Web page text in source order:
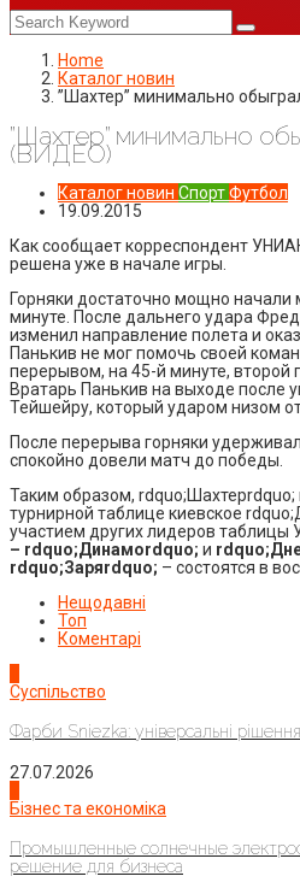
Home
Каталог новин
”Шахтер” минимально
”Шахтер” минимально
(ВИДЕО)
Каталог новин СпортФутбол
19.09.2015
Как сообщает корреспондент
решена уже в начале игры.
Горняки достаточно мощно начали
минуте. После дальнего удара
изменил направление полета и
Панькив не мог помочь своей
перерывом, на 45-й минуте, второй
Вратарь Панькив на выходе после
Тейшейру, который ударом низом
После перерыва горняки
спокойно довели матч до победы.
Таким образом, rdquo;Шахтерrdquo;
турнирной таблице киевское
участием других лидеров таблицы
– rdquo;Динамоrdquo; и
rdquo;Заряrdquo; – состоятся в
Нещодавні
Топ
Коментарі
Суспільство
Фарби Sniezka: універсальні рішення
27.07.2026
Бізнес та економіка
Промышленные солнечные
решение для бизнеса